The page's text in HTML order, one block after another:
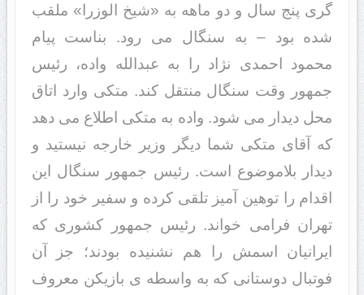
گری پنج سال و دو ماهه به «شیخ الوزرا» ملقب
شده بود – به سنگال می رود. بناست پیام
محمود احمدی نژاد را به عبدالله واده، رئیس
جمهور وقت سنگال منتقل کند. متکی وارد اتاق
محل دیدار می شود. واده به متکی اطلاع می دهد
که آقای متکی شما دیگر وزیر خارجه نیستید و
دیدار بلاموضوع است. رئیس جمهور سنگال این
اقدام را توهین آمیز تلقی کرده و سفیر خود را از
تهران فرامی خواند. رئیس جمهور کشوری که
ایرانیان اسمش را هم نشنیده بودند؛ جز آن
فوتبال دوستانی که به واسطه ی بازیکن معروف